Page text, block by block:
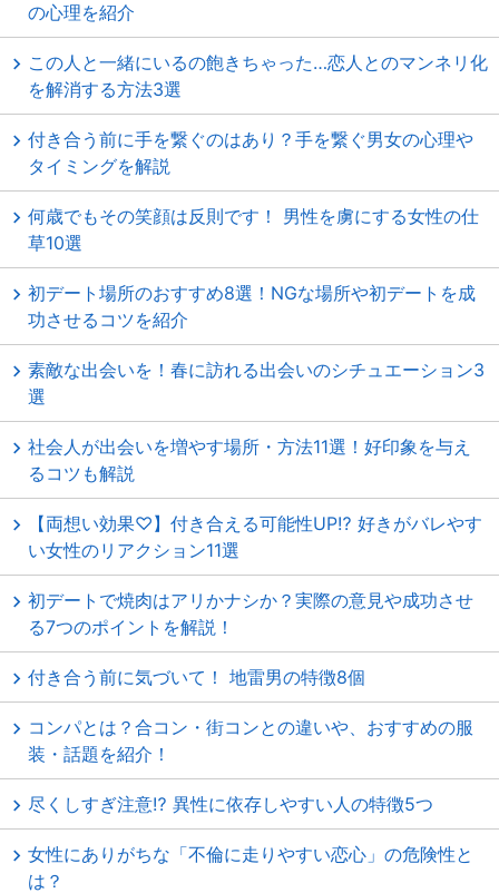
の心理を紹介
この人と一緒にいるの飽きちゃった…恋人とのマンネリ化
を解消する方法3選
付き合う前に手を繋ぐのはあり？手を繋ぐ男女の心理や
タイミングを解説
何歳でもその笑顔は反則です！ 男性を虜にする女性の仕
草10選
初デート場所のおすすめ8選！NGな場所や初デートを成
功させるコツを紹介
素敵な出会いを！春に訪れる出会いのシチュエーション3
選
社会人が出会いを増やす場所・方法11選！好印象を与え
るコツも解説
【両想い効果♡】付き合える可能性UP⁉ 好きがバレやす
い女性のリアクション11選
初デートで焼肉はアリかナシか？実際の意見や成功させ
る7つのポイントを解説！
付き合う前に気づいて！ 地雷男の特徴8個
コンパとは？合コン・街コンとの違いや、おすすめの服
装・話題を紹介！
尽くしすぎ注意⁉ 異性に依存しやすい人の特徴5つ
女性にありがちな「不倫に走りやすい恋心」の危険性と
は？